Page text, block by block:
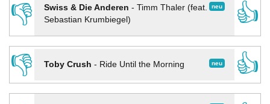
👎
neu
Swiss & Die Anderen - Timm Thaler (feat.
Sebastian Krumbiegel)
👍
👎
neu
Toby Crush - Ride Until the Morning
👍